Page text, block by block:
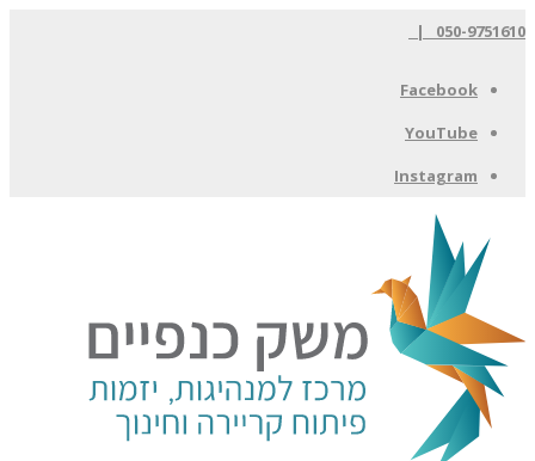
050-9751610 |
Facebook
YouTube
Instagram